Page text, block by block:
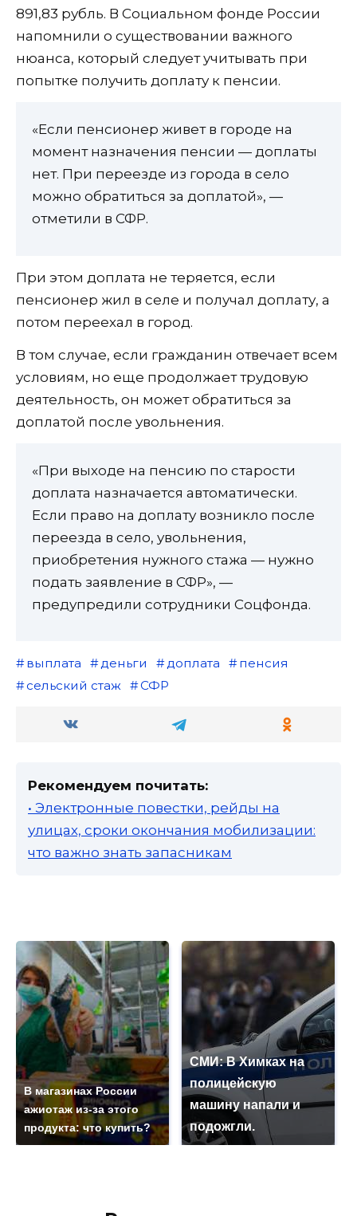
891,83 рубль. В Социальном фонде России
напомнили о существовании важного
нюанса, который следует учитывать при
попытке получить доплату к пенсии.
«Если пенсионер живет в городе на
момент назначения пенсии — доплаты
нет. При переезде из города в село
можно обратиться за доплатой», —
отметили в СФР.
При этом доплата не теряется, если
пенсионер жил в селе и получал доплату, а
потом переехал в город.
В том случае, если гражданин отвечает всем
условиям, но еще продолжает трудовую
деятельность, он может обратиться за
доплатой после увольнения.
«При выходе на пенсию по старости
доплата назначается автоматически.
Если право на доплату возникло после
переезда в село, увольнения,
приобретения нужного стажа — нужно
подать заявление в СФР», —
предупредили сотрудники Соцфонда.
выплата деньги доплата
пенсия
сельский стаж
СФР
Рекомендуем почитать:
• Электронные повестки, рейды на
улицах, сроки окончания мобилизации:
что важно знать запасникам
В магазинах России
ажиотаж из-за этого
продукта: что купить?
СМИ: В Химках на
полицейскую
машину напали и
подожгли.